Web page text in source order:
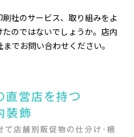
社のサービス、取り組みをよ
のではないでしょうか。店内
でお問い合わせください。